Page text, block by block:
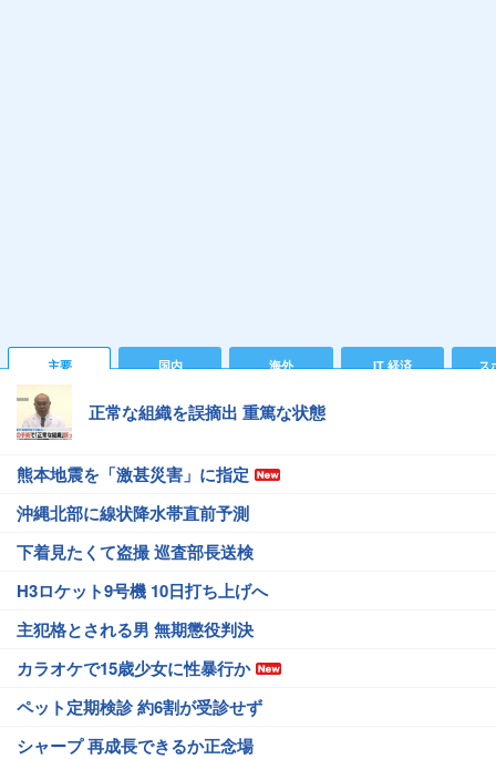
主要 国内 海外 IT 経済 ス
正常な組織を誤摘出 重篤な状態
熊本地震を「激甚災害」に指定
沖縄北部に線状降水帯直前予測
下着見たくて盗撮 巡査部長送検
H3ロケット9号機 10日打ち上げへ
主犯格とされる男 無期懲役判決
カラオケで15歳少女に性暴行か
ペット定期検診 約6割が受診せず
シャープ 再成長できるか正念場